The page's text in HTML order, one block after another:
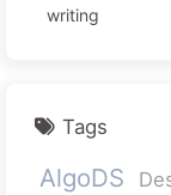
writing
Tags
AlgoDS